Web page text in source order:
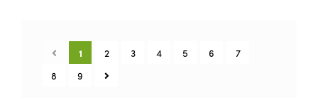
1 2 3 4 5 6
7
8
9